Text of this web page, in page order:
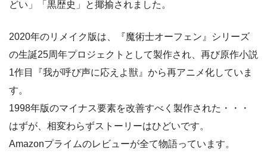
どい」「黒歴史」と揶揄されました。
2020年のリメイク版は、『魔術士オーフェン』シリーズ
の生誕25周年プロジェクトとして製作され、再び原作小説
1作目『我が呼び声に応えよ獣』から再アニメ化していま
す。
1998年版のマイナス要素を改善すべく製作された・・・
はずが、相変わらずストーリーはひどいです。
Amazonプライムのレビューが全て物語っています。